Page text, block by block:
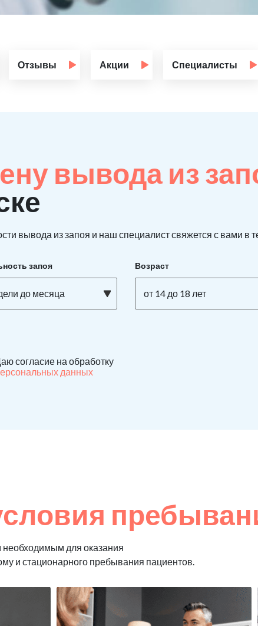
Отзывы Акции Специалисты
вывода из
вывода из запоя и наш специалист свяжется с вами в
запоя
до месяца
Возраст
от 14 до 18 лет
согласие на обработку
данных
для оказания
и стационарного пребывания пациентов.